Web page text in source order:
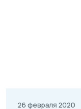
26 февраля 2020